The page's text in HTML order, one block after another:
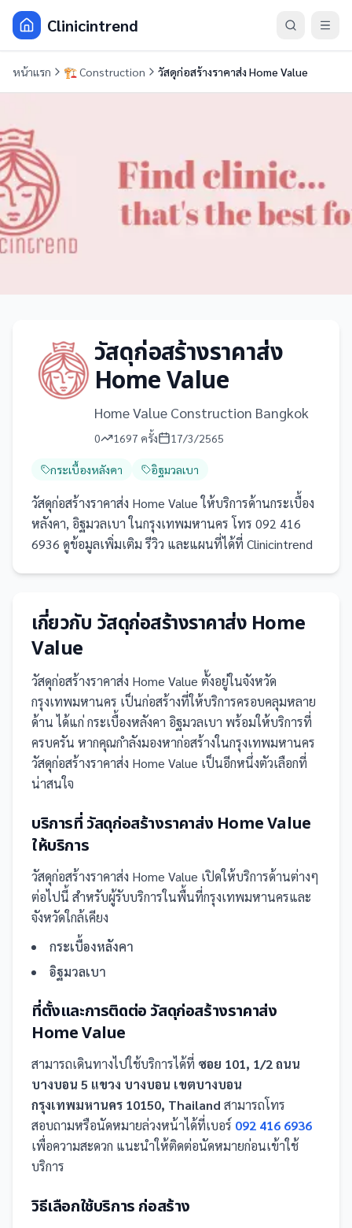
Clinicintrend
หน้าแรก 🏗️Construction วัสดุก่อสร้างราคาส่ง Home Value
วัสดุก่อสร้างราคาส่ง
Home Value
Home Value Construction Bangkok
0 1697 ครั้ง 17/3/2565
กระเบื้องหลังคา อิฐมวลเบา
วัสดุก่อสร้างราคาส่ง Home Value ให้บริการด้านกระเบื้อง
หลังคา, อิฐมวลเบา ในกรุงเทพมหานคร โทร 092 416
6936 ดูข้อมูลเพิ่มเติม รีวิว และแผนที่ได้ที่ Clinicintrend
เกี่ยวกับ วัสดุก่อสร้างราคาส่ง Home
Value
วัสดุก่อสร้างราคาส่ง Home Value ตั้งอยู่ในจังหวัด
กรุงเทพมหานคร เป็นก่อสร้างที่ให้บริการครอบคลุมหลาย
ด้าน ได้แก่ กระเบื้องหลังคา อิฐมวลเบา พร้อมให้บริการที่
ครบครัน หากคุณกำลังมองหาก่อสร้างในกรุงเทพมหานคร
วัสดุก่อสร้างราคาส่ง Home Value เป็นอีกหนึ่งตัวเลือกที่
น่าสนใจ
บริการที่ วัสดุก่อสร้างราคาส่ง Home Value
ให้บริการ
วัสดุก่อสร้างราคาส่ง Home Value เปิดให้บริการด้านต่างๆ
ต่อไปนี้ สำหรับผู้รับบริการในพื้นที่กรุงเทพมหานครและ
จังหวัดใกล้เคียง
กระเบื้องหลังคา
อิฐมวลเบา
ที่ตั้งและการติดต่อ วัสดุก่อสร้างราคาส่ง
Home Value
สามารถเดินทางไปใช้บริการได้ที่ ซอย 101, 1/2 ถนน
บางบอน 5 แขวง บางบอน เขตบางบอน
กรุงเทพมหานคร 10150, Thailand สามารถโทร
สอบถามหรือนัดหมายล่วงหน้าได้ที่เบอร์ 092 416 6936
เพื่อความสะดวก แนะนำให้ติดต่อนัดหมายก่อนเข้าใช้
บริการ
วิธีเลือกใช้บริการ ก่อสร้าง